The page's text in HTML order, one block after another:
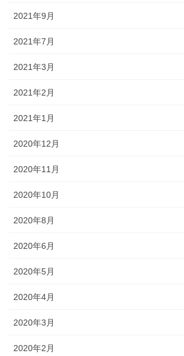
2021年9月
2021年7月
2021年3月
2021年2月
2021年1月
2020年12月
2020年11月
2020年10月
2020年8月
2020年6月
2020年5月
2020年4月
2020年3月
2020年2月